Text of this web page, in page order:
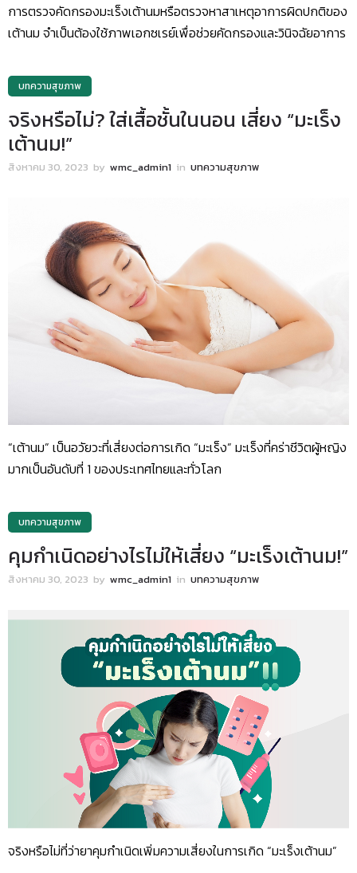
การตรวจคัดกรองมะเร็งเต้านมหรือตรวจหาสาเหตุอาการผิดปกติของ
เต้านม จำเป็นต้องใช้ภาพเอกซเรย์เพื่อช่วยคัดกรองและวินิจฉัยอาการ
บทความสุขภาพ
จริงหรือไม่? ใส่เสื้อชั้นในนอน เสี่ยง “มะเร็ง
เต้านม!”
สิงหาคม 30, 2023 by wmc_admin1 in บทความสุขภาพ
“เต้านม” เป็นอวัยวะที่เสี่ยงต่อการเกิด “มะเร็ง” มะเร็งที่คร่าชีวิตผู้หญิง
มากเป็นอันดับที่ 1 ของประเทศไทยและทั่วโลก
บทความสุขภาพ
คุมกำเนิดอย่างไรไม่ให้เสี่ยง “มะเร็งเต้านม!”
สิงหาคม 30, 2023 by wmc_admin1 in บทความสุขภาพ
จริงหรือไม่ที่ว่ายาคุมกำเนิดเพิ่มความเสี่ยงในการเกิด “มะเร็งเต้านม”